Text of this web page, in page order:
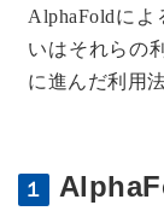
AlphaFoldに
いはそれらの
に進んだ利用
１